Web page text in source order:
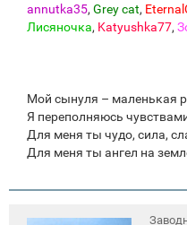
annutka35, Grey cat,
Лисяночка, Katyushka77,
Мой сынуля – маленькая
Я переполняюсь
Для меня ты чудо, сила,
Для меня ты ангел на